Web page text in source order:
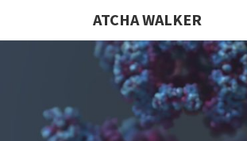
ATCHA WALKER